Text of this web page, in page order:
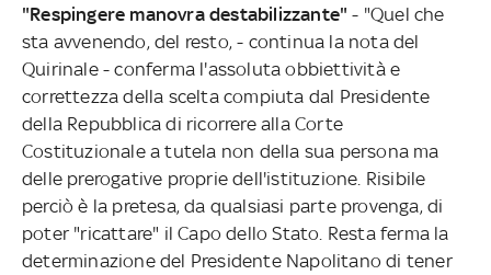
"Respingere manovra destabilizzante" - "Quel che
sta avvenendo, del resto, - continua la nota del
Quirinale - conferma l'assoluta obbiettività e
correttezza della scelta compiuta dal Presidente
della Repubblica di ricorrere alla Corte
Costituzionale a tutela non della sua persona ma
delle prerogative proprie dell'istituzione. Risibile
perciò è la pretesa, da qualsiasi parte provenga, di
poter "ricattare" il Capo dello Stato. Resta ferma la
determinazione del Presidente Napolitano di tener